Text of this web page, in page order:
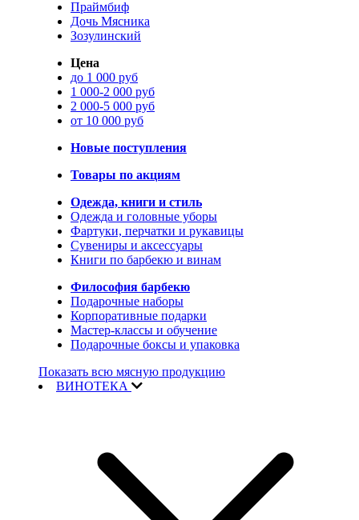
Праймбиф
Дочь Мясника
Зозулинский
Цена
до 1 000 руб
1 000-2 000 руб
2 000-5 000 руб
от 10 000 руб
Новые поступления
Товары по акциям
Одежда, книги и стиль
Одежда и головные уборы
Фартуки, перчатки и рукавицы
Сувениры и аксессуары
Книги по барбекю и винам
Философия барбекю
Подарочные наборы
Корпоративные подарки
Мастер-классы и обучение
Подарочные боксы и упаковка
Показать всю мясную продукцию
ВИНОТЕКА